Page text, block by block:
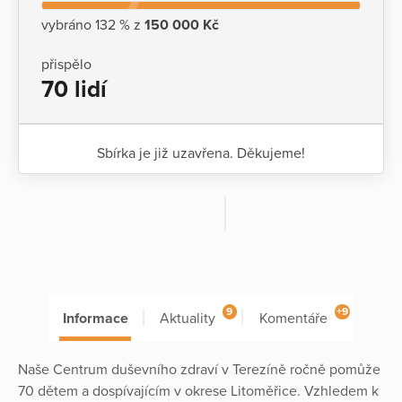
vybráno 132 % z 150 000 Kč
přispělo
70 lidí
Sbírka je již uzavřena. Děkujeme!
Informace Aktuality 9 Komentáře +9
Naše Centrum duševního zdraví v Terezíně ročně pomůže
70 dětem a dospívajícím v okrese Litoměřice. Vzhledem k